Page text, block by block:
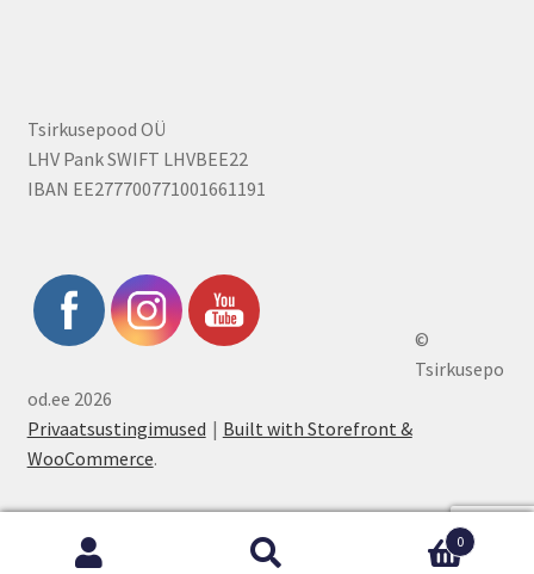
Tsirkusepood OÜ
LHV Pank SWIFT LHVBEE22
IBAN EE277700771001661191
©
Tsirkusepo
od.ee 2026
Privaatsustingimused
Built with Storefront &
WooCommerce.
0